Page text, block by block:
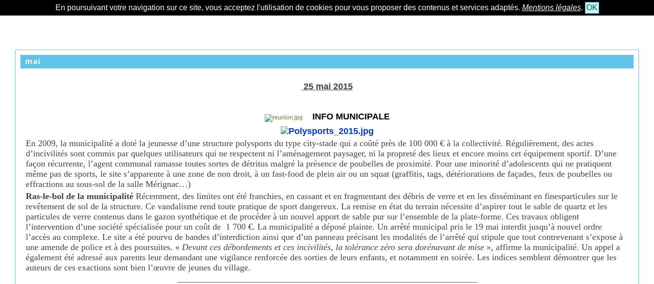
En poursuivant votre navigation sur ce site, vous acceptez l'utilisation de cookies pour vous proposer des contenus et services adaptés. Mentions légales. OK
mai
25 mai 2015
INFO MUNICIPALE
En 2009, la municipalité a doté la jeunesse d’une structure polysports du type city-stade qui a coûté près de 100 000 € à la collectivité. Régulièrement, des actes
d’incivilités sont commis par quelques utilisateurs qui ne respectent ni l’aménagement paysager, ni la propreté des lieux et encore moins cet équipement sportif. D’une
façon récurrente, l’agent communal ramasse toutes sortes de détritus malgré la présence de poubelles de proximité. Pour une minorité d’adolescents qui ne pratiquent
même pas de sports, le site s’apparente à une zone de non droit, à un fast-food de plein air ou un squat (graffitis, tags, détériorations de façades, feux de poubelles ou
effractions au sous-sol de la salle Mérignac…)
Ras-le-bol de la municipalité Récemment, des limites ont été franchies, en cassant et en fragmentant des débris de verre et en les disséminant en finesparticules sur le
revêtement de sol de la structure. Ce vandalisme rend toute pratique de sport dangereux. La remise en état du terrain nécessite d’aspirer tout le sable de quartz et les
particules de verre contenus dans le gazon synthétique et de procéder à un nouvel apport de sable pur sur l’ensemble de la plate-forme. Ces travaux obligent
l’intervention d’une société spécialisée pour un coût de 1 700 €. La municipalité a déposé plainte. Un arrêté municipal pris le 19 mai interdit jusqu’à nouvel ordre
l’accès au complexe. Le site a été pourvu de bandes d’interdiction ainsi que d’un panneau précisant les modalités de l’arrêté qui stipule que tout contrevenant s’expose à
une amende de police et à des poursuites. « Devant ces débordements et ces incivilités, la tolérance zéro sera dorénavant de mise », affirme la municipalité. Un appel a
également été adressé aux parents leur demandant une vigilance renforcée des sorties de leurs enfants, et notamment en soirée. Les indices semblent démontrer que les
auteurs de ces exactions sont bien l’œuvre de jeunes du village.